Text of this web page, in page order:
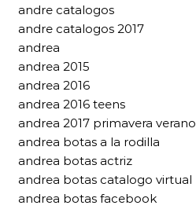
andre catalogos
andre catalogos 2017
andrea
andrea 2015
andrea 2016
andrea 2016 teens
andrea 2017 primavera verano
andrea botas a la rodilla
andrea botas actriz
andrea botas catalogo virtual
andrea botas facebook